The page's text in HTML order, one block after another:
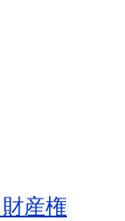
産権